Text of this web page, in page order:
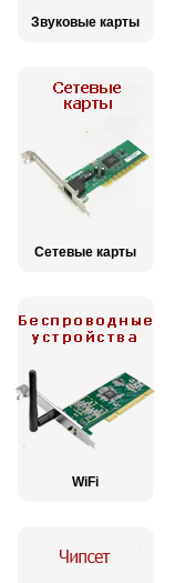
Звуковые карты
Сетевые карты
WiFi